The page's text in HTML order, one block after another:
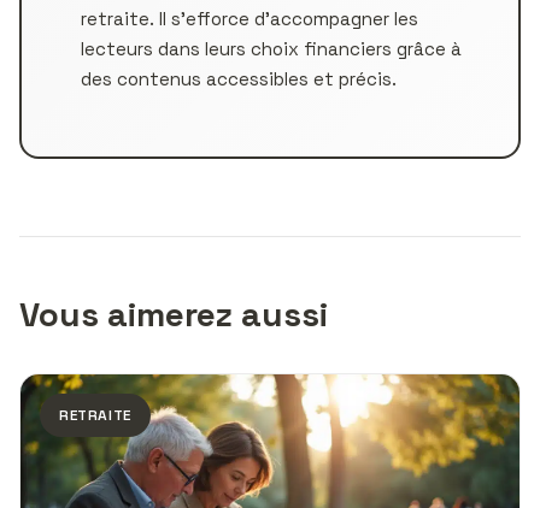
retraite. Il s’efforce d’accompagner les
lecteurs dans leurs choix financiers grâce à
des contenus accessibles et précis.
Vous aimerez aussi
RETRAITE